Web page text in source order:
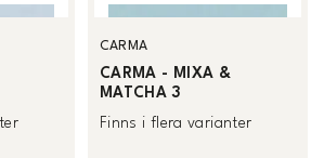
CARMA
CARMA - MIXA &
MATCHA 3
Finns i flera varianter